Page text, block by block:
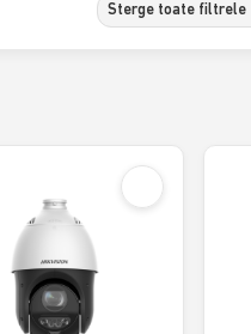
Sterge toate filtrele